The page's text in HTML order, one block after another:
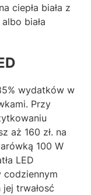
ciepła biała z
biała
wydatków w
Przy
aż 160 zł. na
100 W
LED
codziennym
trwałosć